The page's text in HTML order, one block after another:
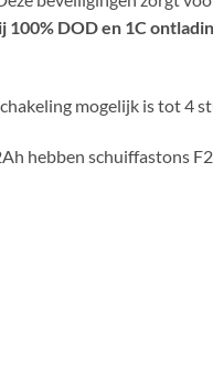
100% DOD en 1C
mogelijk is tot 4
hebben schuiffastons F2